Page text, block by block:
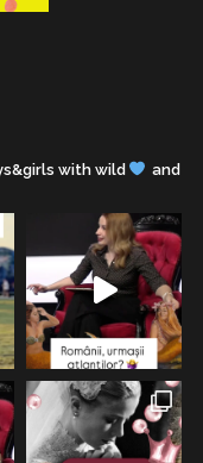
with wild
and